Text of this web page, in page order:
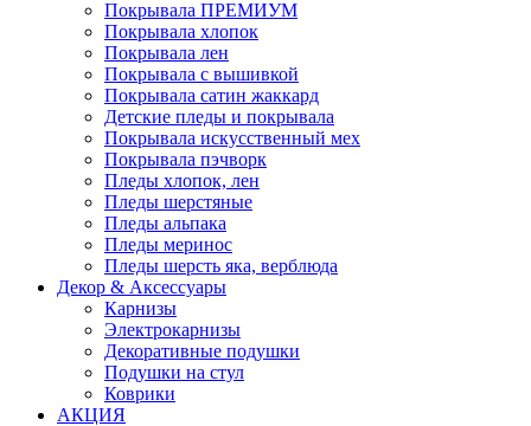
Покрывала ПРЕМИУМ
Покрывала хлопок
Покрывала лен
Покрывала с вышивкой
Покрывала сатин жаккард
Детские пледы и покрывала
Покрывала искусственный мех
Покрывала пэчворк
Пледы хлопок, лен
Пледы шерстяные
Пледы альпака
Пледы меринос
Пледы шерсть яка, верблюда
Декор & Аксессуары
Карнизы
Электрокарнизы
Декоративные подушки
Подушки на стул
Коврики
АКЦИЯ